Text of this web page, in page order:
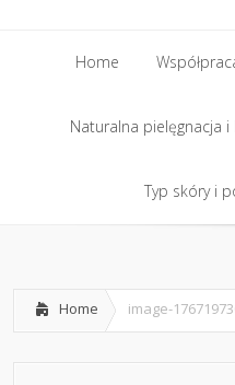
Home
Home
Naturalna pielęgnacja i
Naturalna pielęgnacja i
Typ skóry i
Home image-